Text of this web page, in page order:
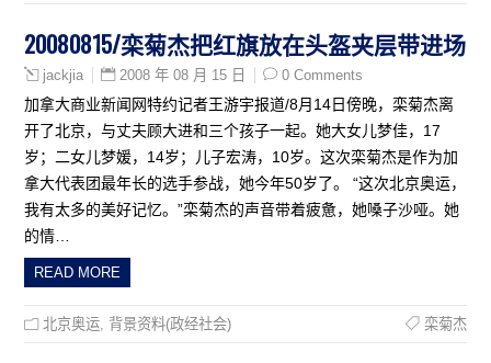
20080815/栾菊杰把红旗放在头盔夹层带进场
jackjia 2008 年 08 月 15 日 0 Comments
加拿大商业新闻网特约记者王游宇报道/8月14日傍晚，栾菊杰离
开了北京，与丈夫顾大进和三个孩子一起。她大女儿梦佳，17
岁；二女儿梦媛，14岁；儿子宏涛，10岁。这次栾菊杰是作为加
拿大代表团最年长的选手参战，她今年50岁了。 “这次北京奥运，
我有太多的美好记忆。”栾菊杰的声音带着疲惫，她嗓子沙哑。她
的情…
READ MORE
北京奥运 背景资料(政经社会) 栾菊杰